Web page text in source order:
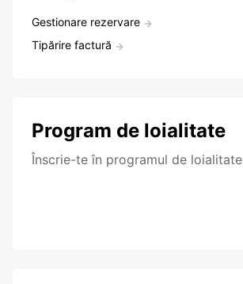
Gestionare rezervare
Tipărire factură
Program de loialitate
Înscrie-te în programul de loialitate